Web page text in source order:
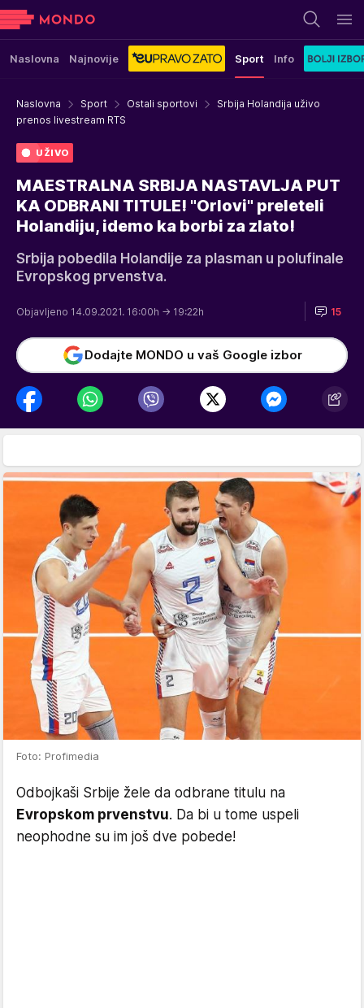
Naslovna Najnovije Sport Info
Naslovna Sport Ostali sportovi
Srbija Holandija uživo
prenos livestream RTS
UŽIVO
MAESTRALNA SRBIJA NASTAVLJA PUT
KA ODBRANI TITULE! "Orlovi" preleteli
Holandiju, idemo ka borbi za zlato!
Srbija pobedila Holandije za plasman u polufinale
Evropskog prvenstva.
Objavljeno 14.09.2021. 16:00h → 19:22h 15
Dodajte MONDO u vaš Google izbor
Foto: Profimedia
Odbojkaši Srbije žele da odbrane titulu na
Evropskom prvenstvu. Da bi u tome uspeli
neophodne su im još dve pobede!